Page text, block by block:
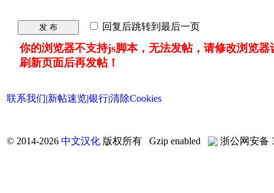
发 布 回复后跳转到最后一页
你的浏览器不支持js脚本，无法发帖，请修改浏览器
刷新页面后再发帖！
联系我们|新帖速览|银行|清除Cookies
© 2014-2026 中文汉化 版权所有 Gzip enabled 浙公网安备